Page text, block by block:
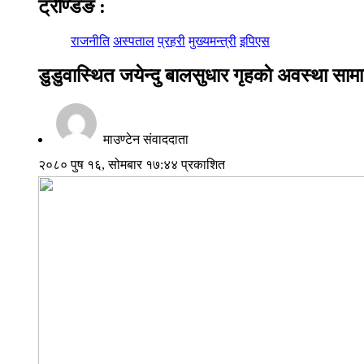
ट्रेण्डिङ :
राजनीति अस्पताल प्रहरी मुख्यमन्त्री इपिएस
डुडुवास्थित जयेन्दु बालसुधार गृहकाे अवस्था
माउण्टेन संवाददाता
२०८० पुष १६, सोमबार १७:४४ प्रकाशित